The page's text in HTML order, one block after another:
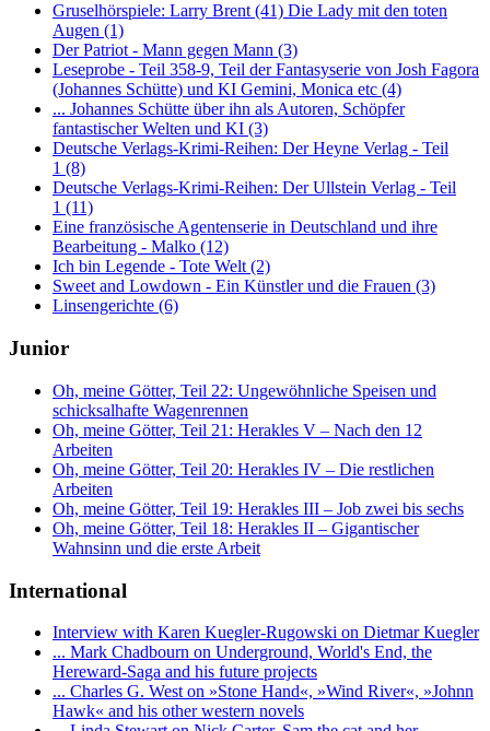
Gruselhörspiele: Larry Brent (41) Die Lady mit den toten
Augen (1)
Der Patriot - Mann gegen Mann (3)
Leseprobe - Teil 358-9, Teil der Fantasyserie von Josh Fagora
(Johannes Schütte) und KI Gemini, Monica etc (4)
... Johannes Schütte über ihn als Autoren, Schöpfer
fantastischer Welten und KI (3)
Deutsche Verlags-Krimi-Reihen: Der Heyne Verlag - Teil
1 (8)
Deutsche Verlags-Krimi-Reihen: Der Ullstein Verlag - Teil
1 (11)
Eine französische Agentenserie in Deutschland und ihre
Bearbeitung - Malko (12)
Ich bin Legende - Tote Welt (2)
Sweet and Lowdown - Ein Künstler und die Frauen (3)
Linsengerichte (6)
Junior
Oh, meine Götter, Teil 22: Ungewöhnliche Speisen und
schicksalhafte Wagenrennen
Oh, meine Götter, Teil 21: Herakles V – Nach den 12
Arbeiten
Oh, meine Götter, Teil 20: Herakles IV – Die restlichen
Arbeiten
Oh, meine Götter, Teil 19: Herakles III – Job zwei bis sechs
Oh, meine Götter, Teil 18: Herakles II – Gigantischer
Wahnsinn und die erste Arbeit
International
Interview with Karen Kuegler-Rugowski on Dietmar Kuegler
... Mark Chadbourn on Underground, World's End, the
Hereward-Saga and his future projects
... Charles G. West on »Stone Hand«, »Wind River«, »Johnn
Hawk« and his other western novels